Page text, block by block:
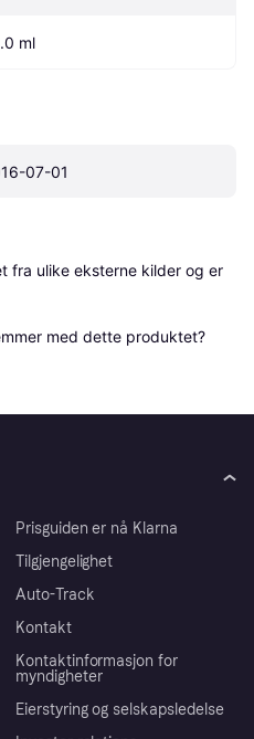
ml
07-01
fra ulike eksterne kilder og er
med dette produktet?
Prisguiden er nå Klarna
Tilgjengelighet
Auto-Track
Kontakt
Kontaktinformasjon for
myndigheter
Eierstyring og selskapsledelse